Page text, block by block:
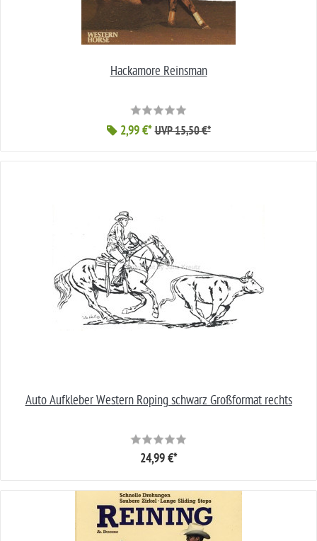
Hackamore Reinsman
2,99 €* UVP 15,50 €*
Auto Aufkleber Western Roping schwarz Großformat rechts
24,99 €*